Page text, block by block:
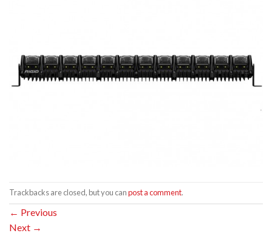
Trackbacks are closed, but you canpost a comment.
← Previous
Next →